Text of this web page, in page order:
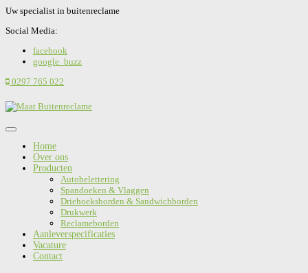
Uw specialist in buitenreclame
Social Media:
facebook
google_buzz
0297 765 022
Home
Over ons
Producten
Autobelettering
Spandoeken & Vlaggen
Driehoeksborden & Sandwichborden
Drukwerk
Reclameborden
Aanleverspecificaties
Vacature
Contact